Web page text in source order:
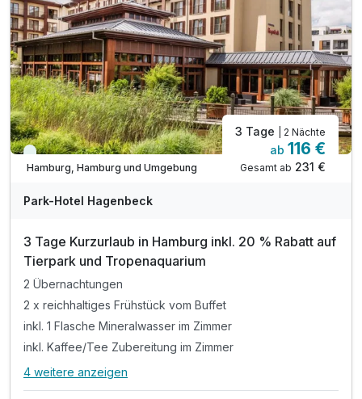
Immer verfügbar
Hamburg, Hamburg und Umgebung
3 Tage | 2 Nächte
ab 116 €
Gesamt ab 231 €
Park-Hotel Hagenbeck
3 Tage Kurzurlaub in Hamburg inkl. 20 % Rabatt auf
Tierpark und Tropenaquarium
2 Übernachtungen
2 x reichhaltiges Frühstück vom Buffet
inkl. 1 Flasche Mineralwasser im Zimmer
inkl. Kaffee/Tee Zubereitung im Zimmer
Alle Inklusivleistungen
4 weitere anzeigen